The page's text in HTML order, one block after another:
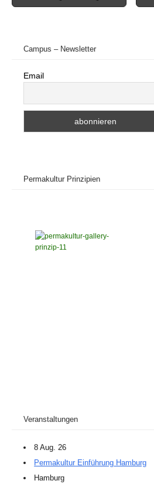
Campus – Newsletter
Email
Permakultur Prinzipien
Veranstaltungen
8 Aug. 26
Permakultur Einführung Hamburg
Hamburg